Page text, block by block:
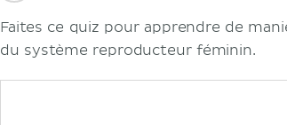
Faites ce quiz pour apprendre de
du système reproducteur féminin.